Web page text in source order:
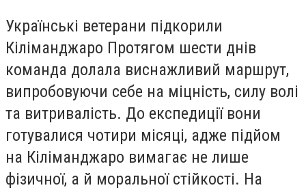
Українські ветерани підкорили
Кіліманджаро Протягом шести днів
команда долала виснажливий маршрут,
випробовуючи себе на міцність, силу волі
та витривалість. До експедиції вони
готувалися чотири місяці, адже підйом
на Кіліманджаро вимагає не лише
фізичної, а й моральної стійкості. На